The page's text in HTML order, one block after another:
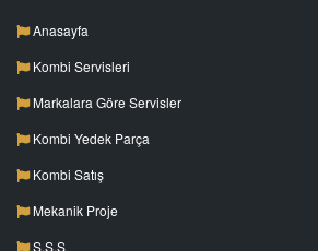
Anasayfa
Kombi Servisleri
Markalara Göre Servisler
Kombi Yedek Parça
Kombi Satış
Mekanik Proje
S.S.S